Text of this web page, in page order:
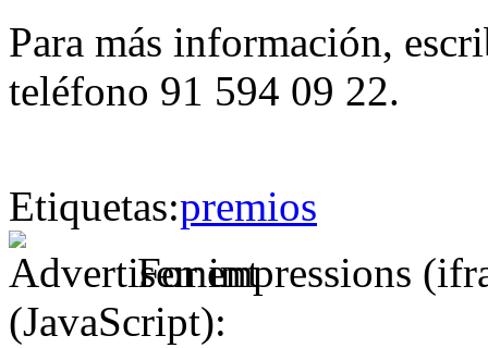
Para más información,
teléfono 91 594 09 22.
Etiquetas:premios
For impressions
(JavaScript):